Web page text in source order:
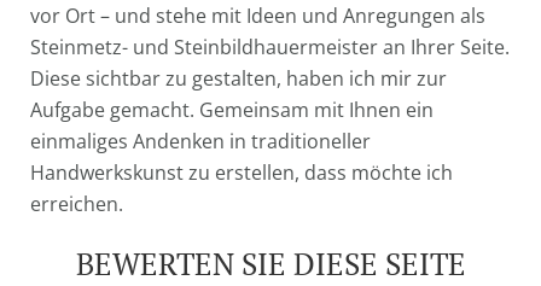
vor Ort – und stehe mit Ideen und Anregungen als
Steinmetz- und Steinbildhauermeister an Ihrer Seite.
Diese sichtbar zu gestalten, haben ich mir zur
Aufgabe gemacht. Gemeinsam mit Ihnen ein
einmaliges Andenken in traditioneller
Handwerkskunst zu erstellen, dass möchte ich
erreichen.
BEWERTEN SIE DIESE SEITE